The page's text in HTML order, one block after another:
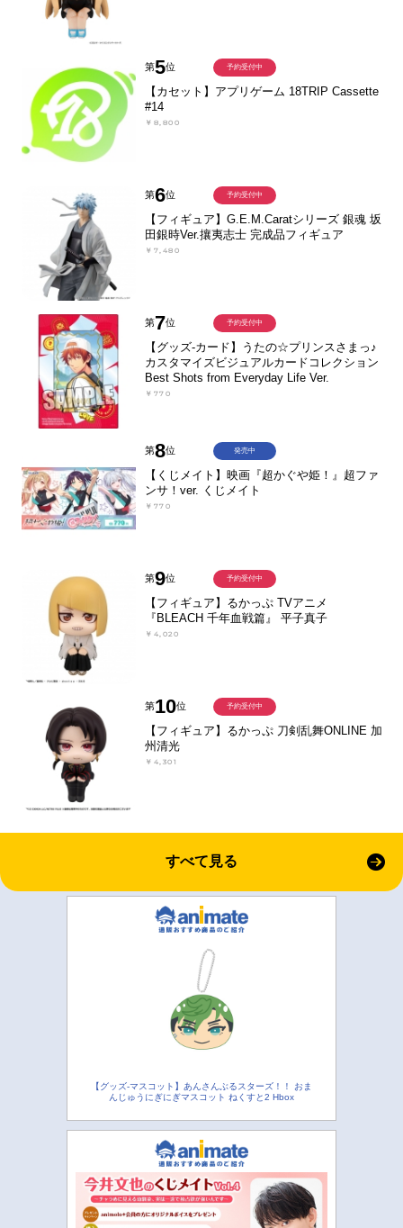
第5位
【カセット】アプリゲーム 18TRIP Cassette
#14
￥8,800
予約受付中
第6位
【フィギュア】G.E.M.Caratシリーズ 銀魂 坂
田銀時Ver.攘夷志士 完成品フィギュア
￥7,480
予約受付中
第7位
【グッズ-カード】うたの☆プリンスさまっ♪
カスタマイズビジュアルカードコレクション
Best Shots from Everyday Life Ver.
￥770
予約受付中
第8位
【くじメイト】映画『超かぐや姫！』超ファ
ンサ！ver. くじメイト
￥770
発売中
第9位
【フィギュア】るかっぷ TVアニメ
『BLEACH 千年血戦篇』 平子真子
￥4,020
予約受付中
第10位
【フィギュア】るかっぷ 刀剣乱舞ONLINE 加
州清光
￥4,301
予約受付中
すべて見る
【グッズ-マスコット】あんさんぶるスターズ！！ おま
んじゅうにぎにぎマスコット ねくすと2 Hbox